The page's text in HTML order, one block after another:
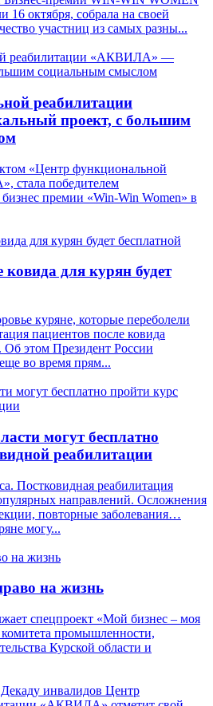
16 октября, собрала на своей
участниц из самых разны...
реабилитации
проект, с большим
«Центр функциональной
стала победителем
премии «Win-Win Women» в
ковида для курян будет
куряне, которые переболели
пациентов после ковида
Об этом Президент России
во время прям...
могут бесплатно
реабилитации
Постковидная реабилитация
направлений. Осложнения
повторные заболевания…
могу...
на жизнь
спецпроект «Мой бизнес – моя
промышленности,
Курской области и